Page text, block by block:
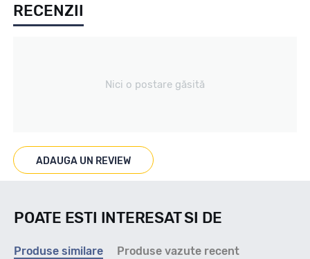
ALL SEASON
Marcat M+S
Indice viteza
RECENZII
Nici o postare găsită
ADAUGA UN REVIEW
POATE ESTI INTERESAT SI DE
Produse similare Produse vazute recent